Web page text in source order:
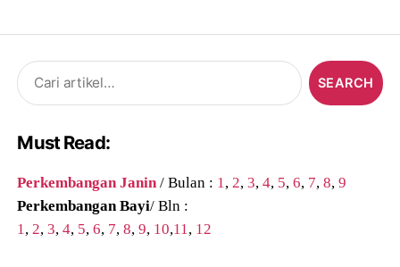
Search
for:
Must Read:
Perkembangan Janin/ Bulan : 1,2,3,4, 5,6, 7,8,9
Perkembangan Bayi/ Bln :
1,2,3,4, 5,6, 7,8,9, 10,11, 12